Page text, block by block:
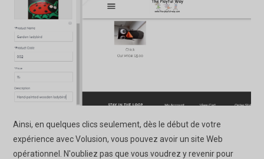
Ainsi, en quelques clics seulement, dès le début de votre
expérience avec Volusion, vous pouvez avoir un site Web
opérationnel. N'oubliez pas que vous voudrez y revenir pour